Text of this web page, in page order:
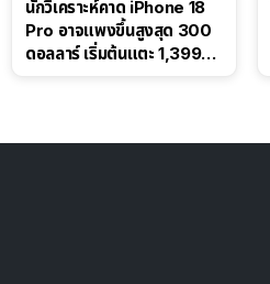
นักวิเคราะห์คาด iPhone 18
Pro อาจแพงขึ้นสูงสุด 300
ดอลลาร์ เริ่มต้นแตะ 1,399